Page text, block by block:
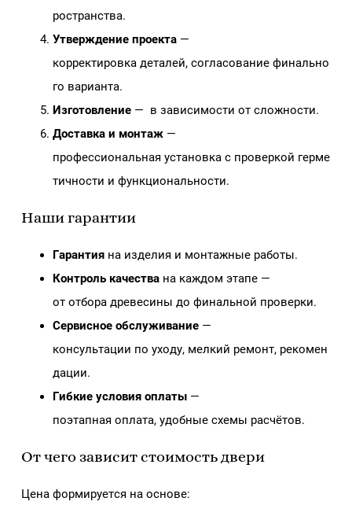
ространства.
Утверждение проекта—
корректировка деталей, согласование финально
го варианта.
Изготовление— в зависимости от сложности.
Доставка и монтаж—
профессиональная установка с проверкой герме
тичности и функциональности.
Наши гарантии
Гарантияна изделия и монтажные работы.
Контроль качествана каждом этапе —
от отбора древесины до финальной проверки.
Сервисное обслуживание—
консультации по уходу, мелкий ремонт, рекомен
дации.
Гибкие условия оплаты—
поэтапная оплата, удобные схемы расчётов.
От чего зависит стоимость двери
Цена формируется на основе: